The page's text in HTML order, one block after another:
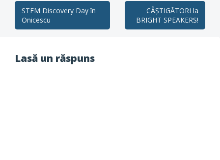
Post
navigation
STEM Discovery Day în
Onicescu
CÂȘTIGĂTORI la
BRIGHT SPEAKERS!
Lasă un răspuns